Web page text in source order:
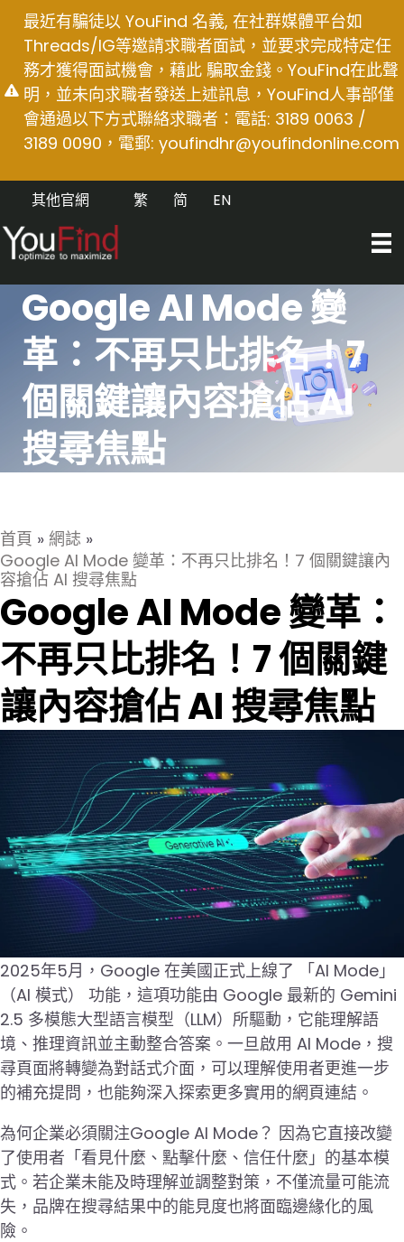
content
最近有騙徒以 YouFind 名義, 在社群媒體平台如
Threads/IG等邀請求職者面試，並要求完成特定任
務才獲得面試機會，藉此 騙取金錢。YouFind在此聲
明，並未向求職者發送上述訊息，YouFind人事部僅
會通過以下方式聯絡求職者：電話: 3189 0063 /
3189 0090，電郵: youfindhr@youfindonline.com
其他官網 EN
简
繁
Google AI Mode 變
革：不再只比排名！7
個關鍵讓內容搶佔 AI
搜尋焦點
首頁 » 網誌 »
Google AI Mode 變革：不再只比排名！7 個關鍵讓內
容搶佔 AI 搜尋焦點
Google AI Mode 變革：
不再只比排名！7 個關鍵
讓內容搶佔 AI 搜尋焦點
2025年5月，Google 在美國正式上線了 「AI Mode」
（AI 模式） 功能，這項功能由 Google 最新的 Gemini
2.5 多模態大型語言模型（LLM）所驅動，它能理解語
境、推理資訊並主動整合答案。一旦啟用 AI Mode，搜
尋頁面將轉變為對話式介面，可以理解使用者更進一步
的補充提問，也能夠深入探索更多實用的網頁連結。
為何企業必須關注Google AI Mode？ 因為它直接改變
了使用者「看見什麼、點擊什麼、信任什麼」的基本模
式。若企業未能及時理解並調整對策，不僅流量可能流
失，品牌在搜尋結果中的能見度也將面臨邊緣化的風
險。